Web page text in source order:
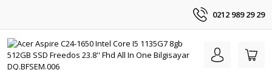
0212 989 29 29